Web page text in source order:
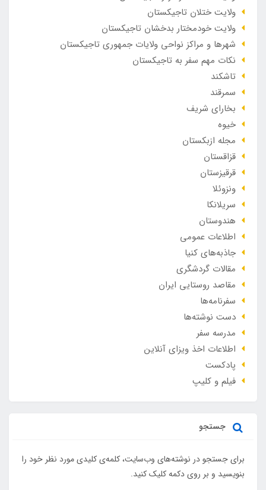
ولایت ختلان تاجیکستان
ولایت خودمختار بدخشان تاجیکستان
شهرها و مراکز نواحی ولایات جمهوری تاجیکستان
نکات مهم سفر به تاجیکستان
تاشکند
سمرقند
بخارای شریف
خیوه
مجله ازبکستان
قزاقستان
قرقیزستان
ونزوئلا
سریلانکا
هندوستان
اطلاعات عمومی
جاذبه‌های کنیا
مقالات گردشگری
مقاصد روستایی ایران
سفرنامه‌ها
دست نوشته‌ها
مدرسه سفر
اطلاعات اخذ ویزای آنلاین
پادکست
فیلم و کلیپ
جستجو
برای جستجو در نوشته‌های وب‌سایت، کلمه‌ی کلیدی مورد نظر خود را
بنویسید و بر روی دکمه کلیک کنید.